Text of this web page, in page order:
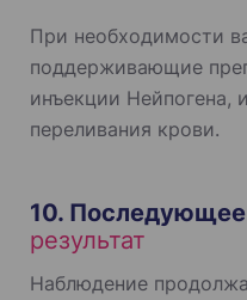
При необходимости
поддерживающие
инъекции Нейпогена,
переливания крови.
10.
результат
Наблюдение